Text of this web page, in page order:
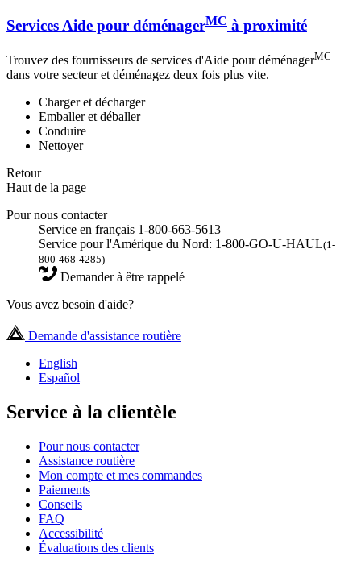
Services Aide pour déménagerMC à proximité
Trouvez des fournisseurs de services d'Aide pour déménagerMC
dans votre secteur et déménagez deux fois plus vite.
Charger et décharger
Emballer et déballer
Conduire
Nettoyer
Retour
Haut de la page
Pour nous contacter
Service en français 1-800-663-5613
Service pour l'Amérique du Nord: 1-800-GO-U-HAUL(1-
800-468-4285)
Demander à être rappelé
Vous avez besoin d'aide?
Demande d'assistance routière
English
Español
Service à la clientèle
Pour nous contacter
Assistance routière
Mon compte et mes commandes
Paiements
Conseils
FAQ
Accessibilité
Évaluations des clients